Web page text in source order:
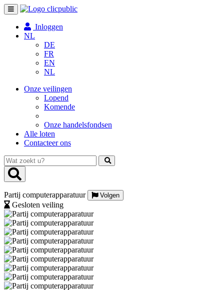
Toggle
navigation
Inloggen
NL
DE
FR
EN
NL
Onze veilingen
Lopend
Komende
Onze handelsfondsen
Alle loten
Contacteer ons
Wat
zoekt
u?
Partij computerapparatuur Volgen
Gesloten veiling